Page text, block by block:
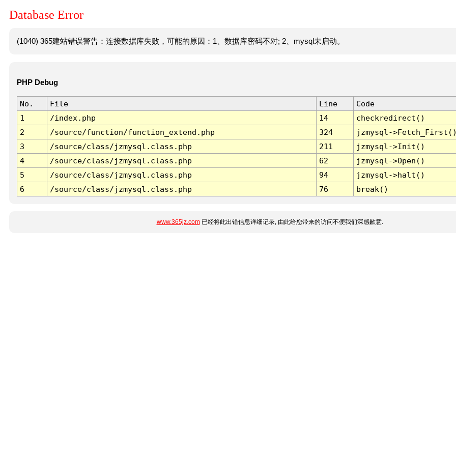
Database Error
(1040) 365建站错误警告：连接数据库失败，可能的原因：1、数据库密码不对; 2、mysql未启动。
PHP Debug
No. File Line
Code
1
/index.php 14
checkredirect()
2
/source/function/function_extend.php 324
jzmysql-
3
/source/class/jzmysql.class.php 211
jzmysql->Init()
4
/source/class/jzmysql.class.php 62
jzmysql->Open()
5
/source/class/jzmysql.class.php 94
jzmysql->halt()
6
/source/class/jzmysql.class.php 76 break()
www.365jz.com已经将此出错信息详细记录, 由此给您带来的访问不便我们深感歉意.